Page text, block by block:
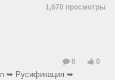
1,670 просмотры
0
0
➥ Русификация ➥